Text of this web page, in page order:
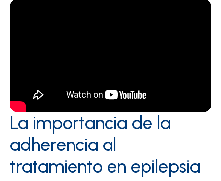
La importancia de la
adherencia al
tratamiento en epilepsia